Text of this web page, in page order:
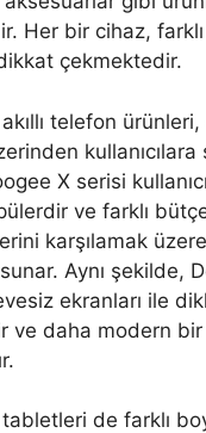
Her bir cihaz,
çekmektedir.
akıllı telefon
kullanıcılara
X serisi
ve farklı
karşılamak
Aynı şekilde,
ekranları ile
ve daha modern
tabletleri de farklı